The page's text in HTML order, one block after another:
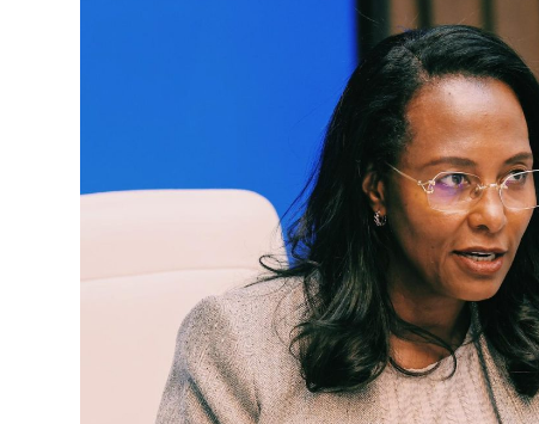
ኢትዮጵያ የቀጣናውን ኢኮኖሚያዊ ገጽታ በአዲስ
መልኩ እየቀረጸች ነው-ፈርስት ፖስት
2ኛው የአዲስ ሚዲያ ኔትዎርክ አመራሮች እና
ሠራተኞች ስፖርት ፌስቲቫል በቴሌቪዥን ዘርፍ
አሸናፊነት ተጠናቀቀ
August 1, 2026